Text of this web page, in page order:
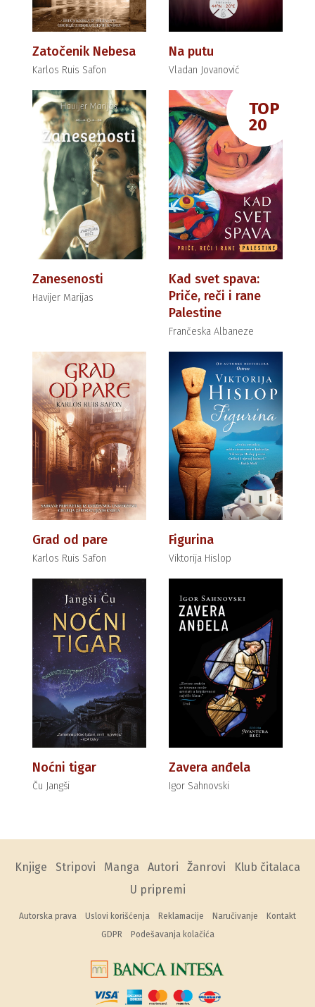
Zatočenik Nebesa
Karlos Ruis Safon
Na putu
Vladan Jovanović
Zanesenosti
Havijer Marijas
TOP
20
Kad svet spava:
Priče, reči i rane
Palestine
Frančeska Albaneze
Grad od pare
Karlos Ruis Safon
Figurina
Viktorija Hislop
Noćni tigar
Ču Jangši
Zavera anđela
Igor Sahnovski
Knjige Stripovi Manga Autori Žanrovi
Klub čitalaca
U pripremi
Autorska prava Uslovi korišćenja Reklamacije Naručivanje
Kontakt
GDPR
Podešavanja kolačića